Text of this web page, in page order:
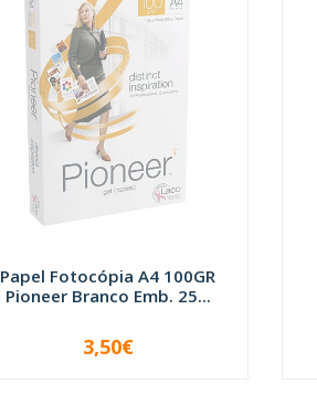
Papel Fotocópia A4 100GR
Pioneer Branco Emb. 25...
INDISPONÍVEL
3,50€